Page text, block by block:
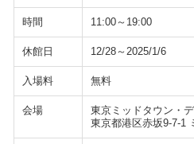
時間 11:00～19:00
休館日 12/28～2025/1/6
入場料 無料
会場
東京ミッドタウン・
東京都港区赤坂9-7-1